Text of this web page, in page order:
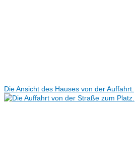
Die Ansicht des Hauses von der Auffahrt.